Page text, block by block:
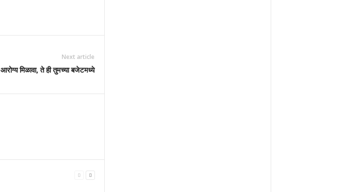
Next article
आरोग्य मिळावा, ते ही तुमच्या बजेटमध्ये